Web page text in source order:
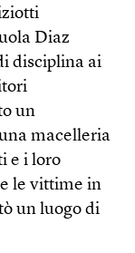
Diaz
disciplina ai
un
macelleria
e i loro
le vittime in
un luogo di